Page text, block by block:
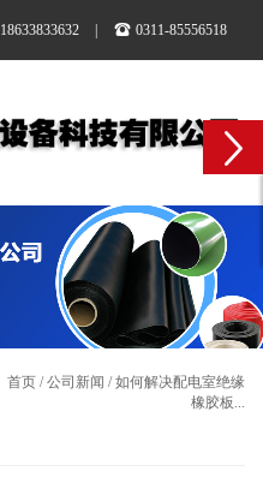
18633833632 0311-85556518
首页 /公司新闻 /如何解决配电室绝缘
橡胶板...